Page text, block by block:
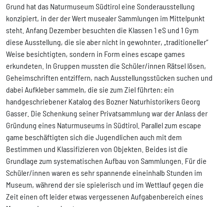
Grund hat das Naturmuseum Südtirol eine Sonderausstellung
konzipiert, in der der Wert musealer Sammlungen im Mittelpunkt
steht. Anfang Dezember besuchten die Klassen 1 eS und 1 Gym
diese Ausstellung, die sie aber nicht in gewohnter, „traditioneller“
Weise besichtigten, sondern in Form eines escape games
erkundeten. In Gruppen mussten die Schüler/innen Rätsel lösen,
Geheimschriften entziffern, nach Ausstellungsstücken suchen und
dabei Aufkleber sammeln, die sie zum Ziel führten: ein
handgeschriebener Katalog des Bozner Naturhistorikers Georg
Gasser. Die Schenkung seiner Privatsammlung war der Anlass der
Gründung eines Naturmuseums in Südtirol. Parallel zum escape
game beschäftigten sich die Jugendlichen auch mit dem
Bestimmen und Klassifizieren von Objekten. Beides ist die
Grundlage zum systematischen Aufbau von Sammlungen. Für die
Schüler/innen waren es sehr spannende eineinhalb Stunden im
Museum, während der sie spielerisch und im Wettlauf gegen die
Zeit einen oft leider etwas vergessenen Aufgabenbereich eines